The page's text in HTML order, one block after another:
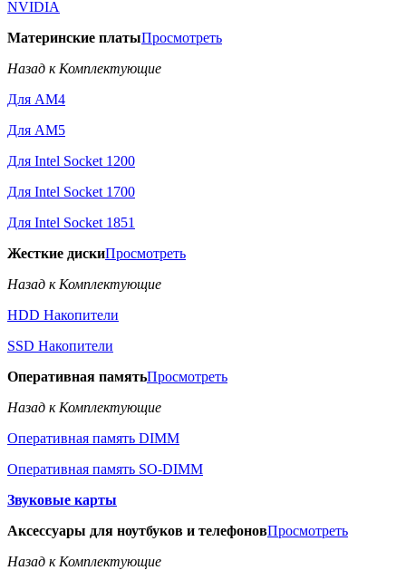
NVIDIA
Материнские платыПросмотреть
Назад к Комплектующие
Для AM4
Для AM5
Для Intel Socket 1200
Для Intel Socket 1700
Для Intel Socket 1851
Жесткие дискиПросмотреть
Назад к Комплектующие
HDD Накопители
SSD Накопители
Оперативная памятьПросмотреть
Назад к Комплектующие
Оперативная память DIMM
Оперативная память SO-DIMM
Звуковые карты
Аксессуары для ноутбуков и телефоновПросмотреть
Назад к Комплектующие